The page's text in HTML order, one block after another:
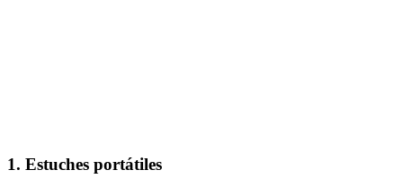
1. Estuches portátiles